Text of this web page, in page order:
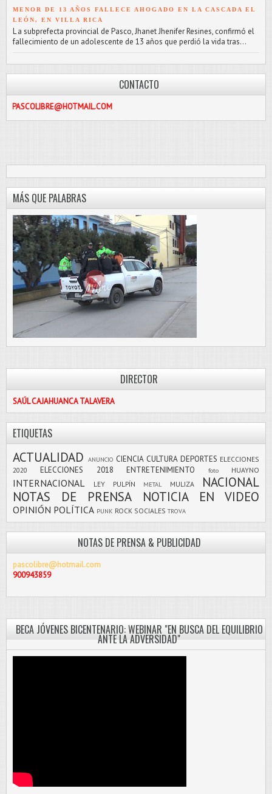
MENOR DE 13 AÑOS FALLECE AHOGADO EN LA CASCADA EL
LEÓN, EN VILLA RICA
L a subprefecta provincial de Pasco, Jhanet Jhenifer Resines, confirmó el
fallecimiento de un adolescente de 13 años que perdió la vida tras...
CONTACTO
MÁS QUE PALABRAS
DIRECTOR
SAÚL CAJAHUANCA TALAVERA
ETIQUETAS
ACTUALIDAD ANUNCIO CIENCIA CULTURA DEPORTES ELECCIONES
2020
ELECCIONES 2018 ENTRETENIMIENTO foto HUAYNO
INTERNACIONAL LEY PULPÍN METAL MULIZA
NACIONAL
NOTAS DE PRENSA
NOTICIA EN VIDEO
OPINIÓN POLÍTICA PUNK ROCK SOCIALES TROVA
NOTAS DE PRENSA & PUBLICIDAD
pascolibre@hotmail.com
900943859
BECA JÓVENES BICENTENARIO: WEBINAR "EN BUSCA DEL EQUILIBRIO
ANTE LA ADVERSIDAD"